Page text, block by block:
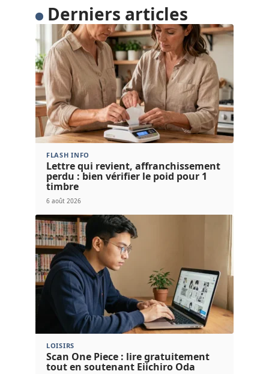
Derniers articles
FLASH INFO
Lettre qui revient, affranchissement
perdu : bien vérifier le poid pour 1
timbre
6 août 2026
LOISIRS
Scan One Piece : lire gratuitement
tout en soutenant Eiichiro Oda